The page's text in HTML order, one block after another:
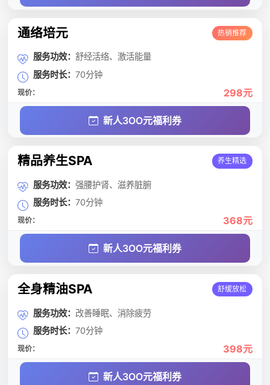
通络培元 热销推荐
服务功效： 舒经活络、激活能量
服务时长： 70分钟
现价： 298元
新人3OO元福利券
精品养生SPA 养生精选
服务功效： 强腰护肾、滋养脏腑
服务时长： 70分钟
现价： 368元
新人3OO元福利券
全身精油SPA 舒缓放松
服务功效： 改善睡眠、消除疲劳
服务时长： 70分钟
现价： 398元
新人3OO元福利券